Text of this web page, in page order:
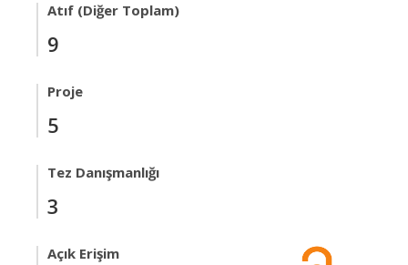
Atıf (Diğer Toplam)
9
Proje
5
Tez Danışmanlığı
3
Açık Erişim